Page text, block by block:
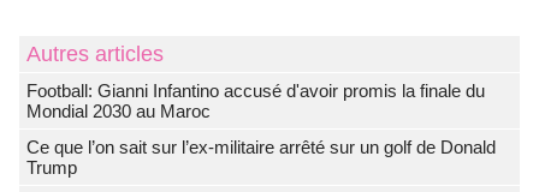
Autres articles
Football: Gianni Infantino accusé d'avoir promis la finale du
Mondial 2030 au Maroc
Ce que l’on sait sur l’ex-militaire arrêté sur un golf de Donald
Trump